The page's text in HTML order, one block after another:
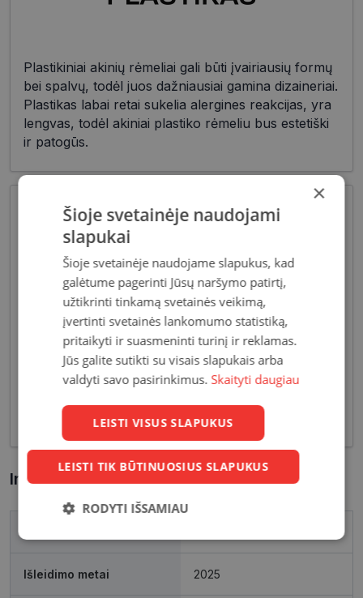
Plastikiniai akinių rėmeliai gali būti įvairiausių formų
bei spalvų, todėl juos dažniausiai gamina dizaineriai.
Plastikas labai retai sukelia alergines reakcijas, yra
lengvas, todėl akiniai plastiko rėmeliu bus estetiški
ir patogūs.
Pagrindiniai reikalavimai, keliami vyriškiems
akiniams - patvarios medžiagos bei solidžios
vyriškos formos, derančios prie įvairių vyriškų
aprangos stilių. Dėl funkcionalumo bei puikių
kasdien, vairavimui bei sportui.
Informacija apie prekę
Išleidimo metai 2025
×
Šioje svetainėje naudojami
slapukai
Šioje svetainėje naudojame slapukus, kad
galėtume pagerinti Jūsų naršymo patirtį,
užtikrinti tinkamą svetainės veikimą,
įvertinti svetainės lankomumo statistiką,
pritaikyti ir suasmeninti turinį ir reklamas.
Jūs galite sutikti su visais slapukais arba
valdyti savo pasirinkimus. Skaityti daugiau
LEISTI VISUS SLAPUKUS
LEISTI TIK BŪTINUOSIUS SLAPUKUS
RODYTI IŠSAMIAU
Būtinieji
Statistikos
slapukai
Rinkodaros
slapukai